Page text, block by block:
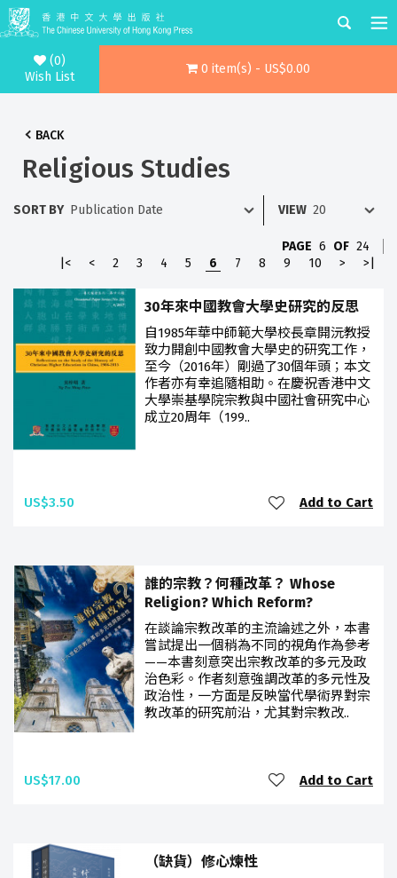
(0)
Wish List
0 item(s) - US$0.00
BACK
Religious Studies
SORT BY VIEW
PAGE 6 OF 24
|<
< 2 3 4 5 6 7 8 9 10 > >|
30年來中國教會大學史研究的反思
自1985年華中師範大學校長章開沅教授
致力開創中國教會大學史的研究工作，
至今（2016年）剛過了30個年頭；本文
作者亦有幸追隨相助。在慶祝香港中文
大學崇基學院宗教與中國社會研究中心
成立20周年（199..
US$3.50 Add to Cart
誰的宗教？何種改革？ Whose
Religion? Which Reform?
在談論宗教改革的主流論述之外，本書
嘗試提出一個稍為不同的視角作為參考
——本書刻意突出宗教改革的多元及政
治色彩。作者刻意強調改革的多元性及
政治性，一方面是反映當代學術界對宗
教改革的研究前沿，尤其對宗教改..
US$17.00 Add to Cart
（缺貨）修心煉性